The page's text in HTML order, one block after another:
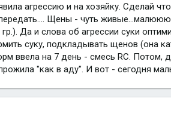
агрессию и на хозяйку. Сделай
Щены - чуть
Да и слова об агрессии суки
суку, подкладывать щенов (она
ввела на 7 день - смесь RC. Потом,
"как в аду". И вот - сегодня